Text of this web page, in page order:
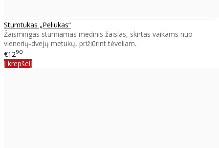
Stumtukas „Peliukas“
Žaismingas stumiamas medinis žaislas, skirtas vaikams nuo
vienerių-dvejų metukų, prižiūrint tėveliam..
€1290
Į krepšelį